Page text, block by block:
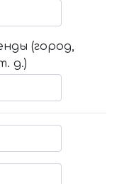
(город,
д.)